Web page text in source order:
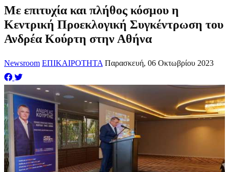
Με επιτυχία και πλήθος κόσμου η
Κεντρική Προεκλογική Συγκέντρωση του
Ανδρέα Κούρτη στην Αθήνα
Newsroom ΕΠΙΚΑΙΡΟΤΗΤΑ Παρασκευή, 06 Οκτωβρίου 2023